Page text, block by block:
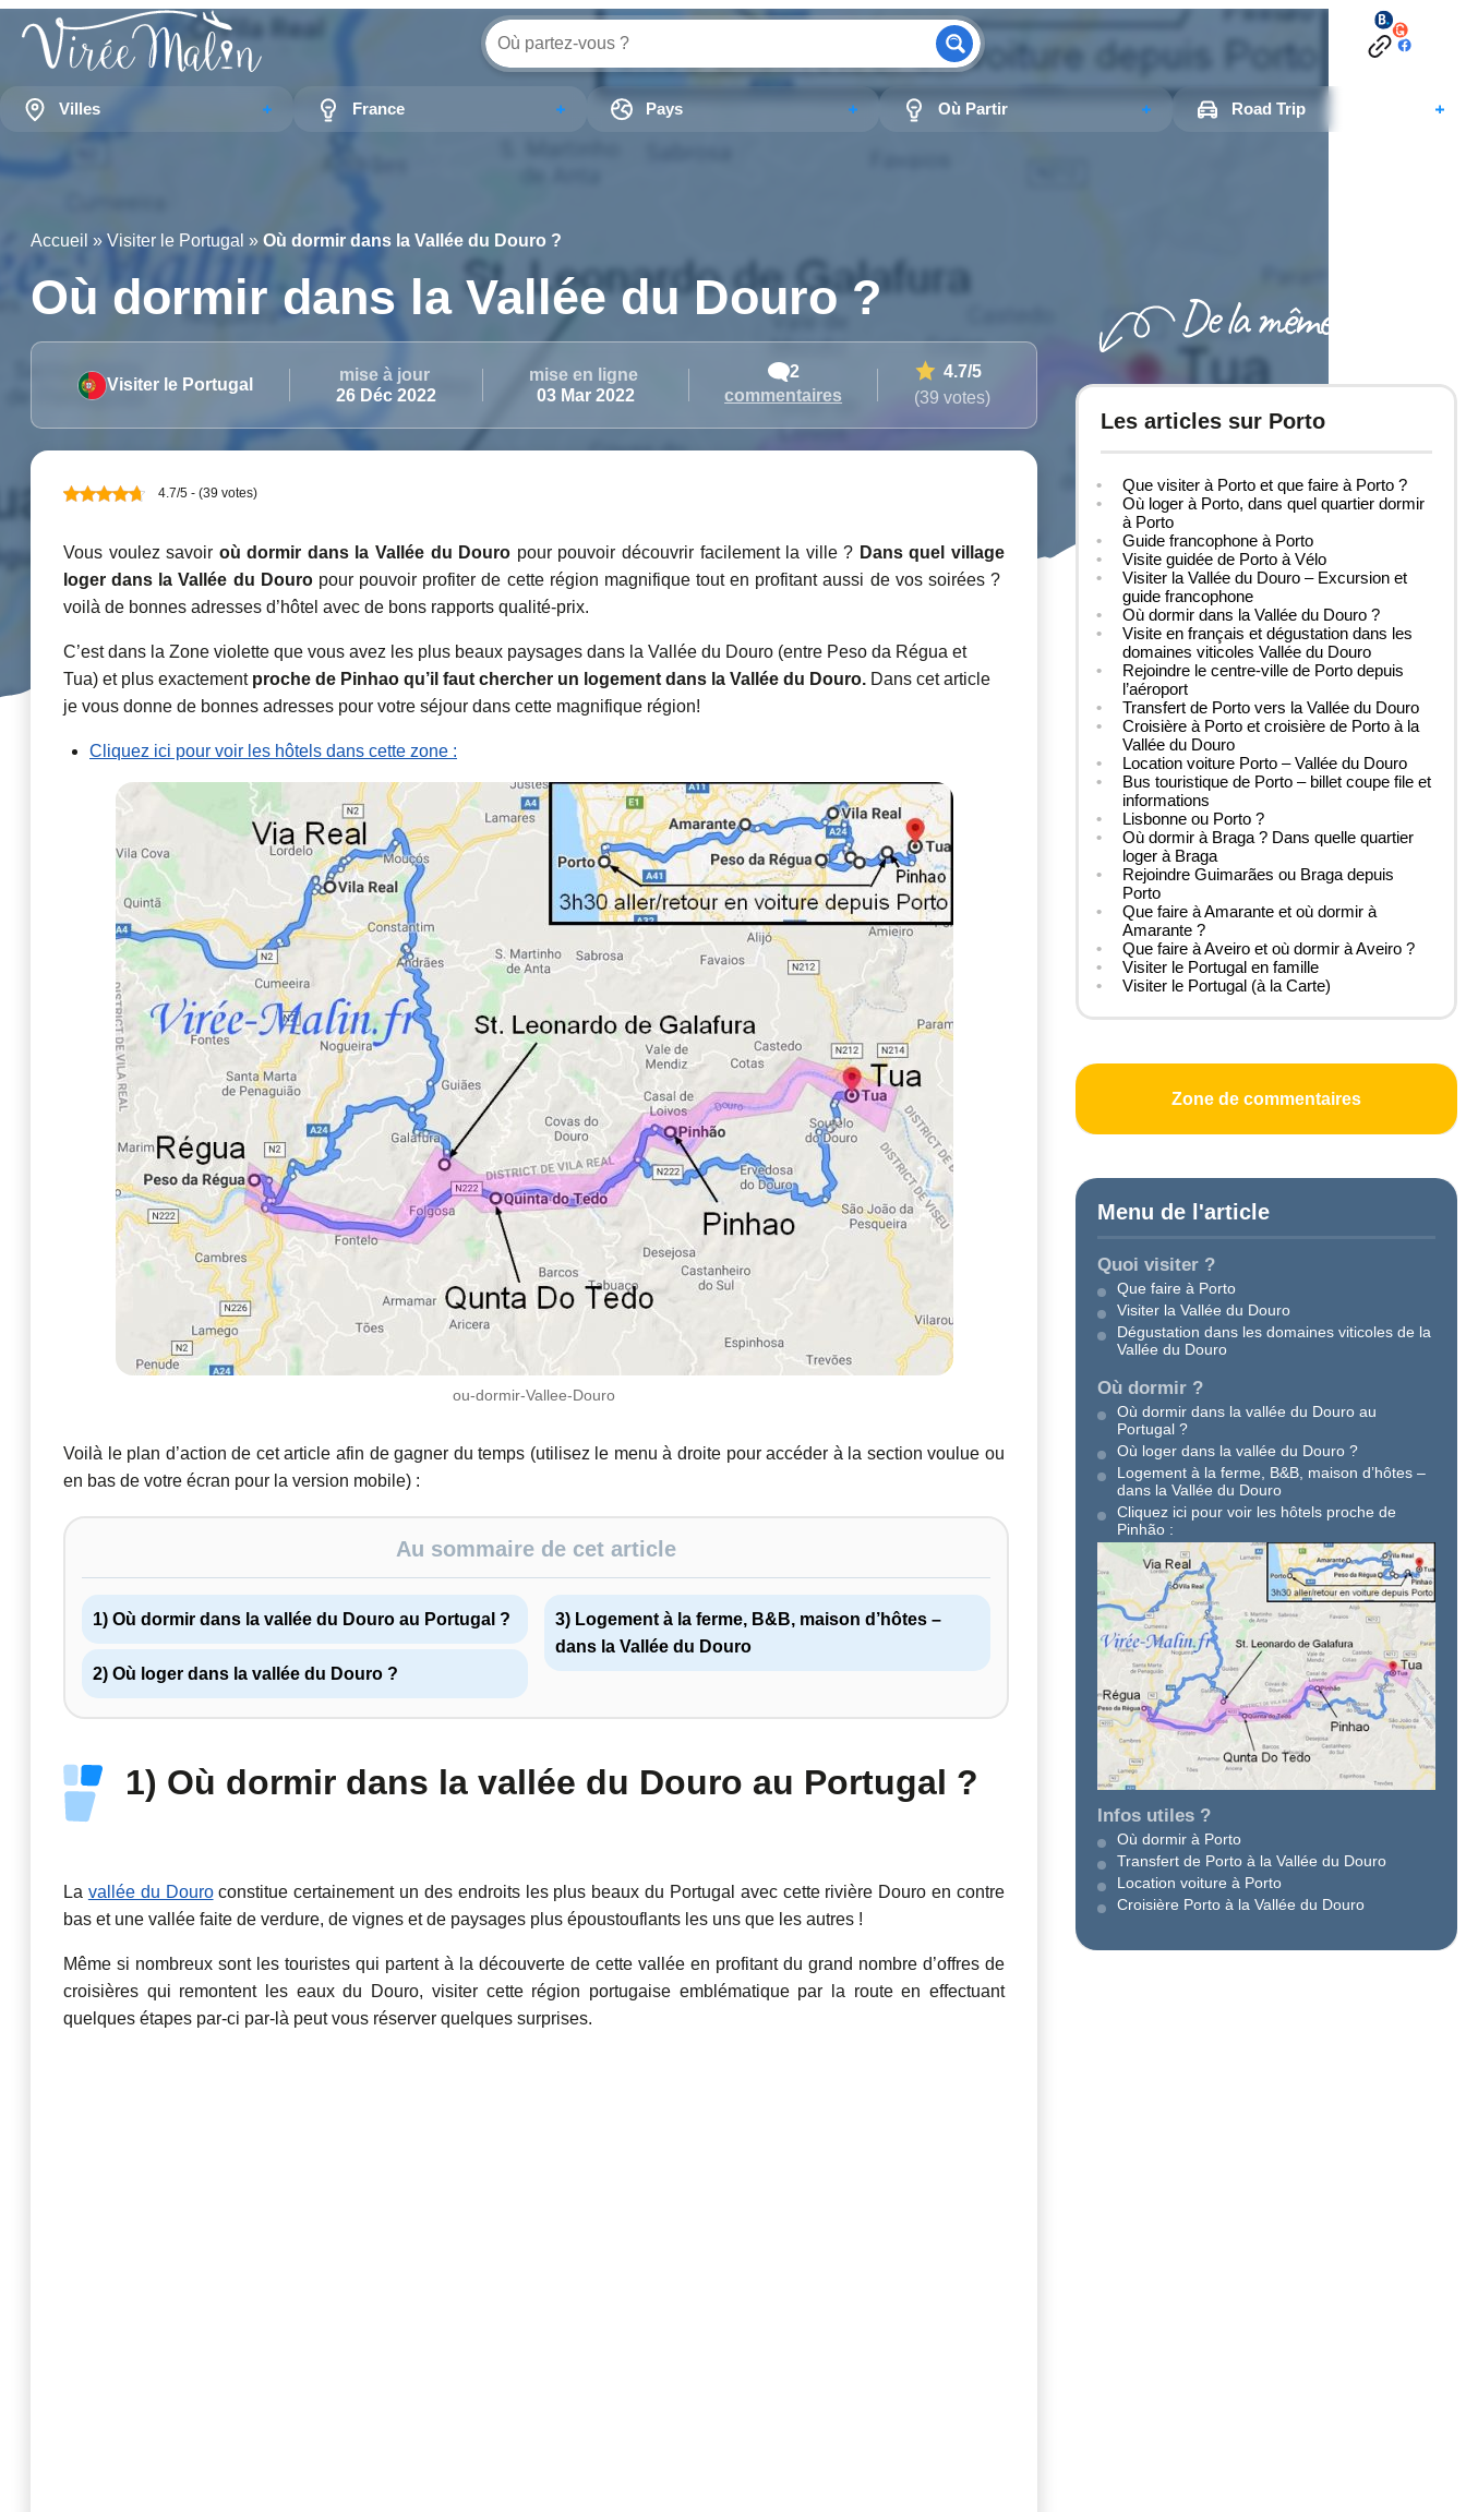
Villes France Pays Où Partir Road Trip
Accueil » Visiter le Portugal » Où dormir dans la Vallée du Douro ?
Où dormir dans la Vallée du Douro ?
Visiter le Portugal
mise à jour
26 Déc 2022
mise en ligne
03 Mar 2022
2
commentaires
4.7/5
(39 votes)
4.7/5 - (39 votes)
Vous voulez savoir où dormir dans la Vallée du Douro pour pouvoir découvrir facilement la ville ? Dans quel village
loger dans la Vallée du Douropour pouvoir profiter de cette région magnifique tout en profitant aussi de vos soirées ?
voilà de bonnes adresses d’hôtel avec de bons rapports qualité-prix.
C’est dans la Zone violette que vous avez les plus beaux paysages dans la Vallée du Douro (entre Peso da Régua et
Tua) et plus exactement proche de Pinhao qu’il faut chercher un logement dans la Vallée du Douro. Dans cet article
je vous donne de bonnes adresses pour votre séjour dans cette magnifique région!
Cliquez ici pour voir les hôtels dans cette zone :
ou-dormir-Vallee-Douro
Voilà le plan d’action de cet article afin de gagner du temps (utilisez le menu à droite pour accéder à la section voulue ou
en bas de votre écran pour la version mobile) :
Au sommaire de cet article
1) Où dormir dans la vallée du Douro au Portugal ?
2) Où loger dans la vallée du Douro ?
3) Logement à la ferme, B&B, maison d’hôtes –
dans la Vallée du Douro
1) Où dormir dans la vallée du Douro au Portugal ?
La vallée du Douroconstitue certainement un des endroits les plus beaux du Portugal avec cette rivière Douro en contre
bas et une vallée faite de verdure, de vignes et de paysages plus époustouflants les uns que les autres !
Même si nombreux sont les touristes qui partent à la découverte de cette vallée en profitant du grand nombre d’offres de
croisières qui remontent les eaux du Douro, visiter cette région portugaise emblématique par la route en effectuant
quelques étapes par-ci par-là peut vous réserver quelques surprises.
Les articles sur Porto
Que visiter à Porto et que faire à Porto ?
Où loger à Porto, dans quel quartier dormir
à Porto
Guide francophone à Porto
Visite guidée de Porto à Vélo
Visiter la Vallée du Douro – Excursion et
guide francophone
Où dormir dans la Vallée du Douro ?
Visite en français et dégustation dans les
domaines viticoles Vallée du Douro
Rejoindre le centre-ville de Porto depuis
l’aéroport
Transfert de Porto vers la Vallée du Douro
Croisière à Porto et croisière de Porto à la
Vallée du Douro
Location voiture Porto – Vallée du Douro
Bus touristique de Porto – billet coupe file et
informations
Lisbonne ou Porto ?
Où dormir à Braga ? Dans quelle quartier
loger à Braga
Rejoindre Guimarães ou Braga depuis
Porto
Que faire à Amarante et où dormir à
Amarante ?
Que faire à Aveiro et où dormir à Aveiro ?
Visiter le Portugal en famille
Visiter le Portugal (à la Carte)
Zone de commentaires
Menu de l'article
Quoi visiter ?
Que faire à Porto
Visiter la Vallée du Douro
Dégustation dans les domaines viticoles de la
Vallée du Douro
Où dormir ?
Où dormir dans la vallée du Douro au
Portugal ?
Où loger dans la vallée du Douro ?
Logement à la ferme, B&B, maison d’hôtes –
dans la Vallée du Douro
Cliquez ici pour voir les hôtels proche de
Pinhão :
Infos utiles ?
Où dormir à Porto
Transfert de Porto à la Vallée du Douro
Location voiture à Porto
Croisière Porto à la Vallée du Douro